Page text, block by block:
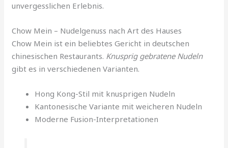
unvergesslichen Erlebnis.
Chow Mein – Nudelgenuss nach Art des Hauses
Chow Mein ist ein beliebtes Gericht in deutschen
chinesischen Restaurants. Knusprig gebratene Nudeln
gibt es in verschiedenen Varianten.
Hong Kong-Stil mit knusprigen Nudeln
Kantonesische Variante mit weicheren Nudeln
Moderne Fusion-Interpretationen